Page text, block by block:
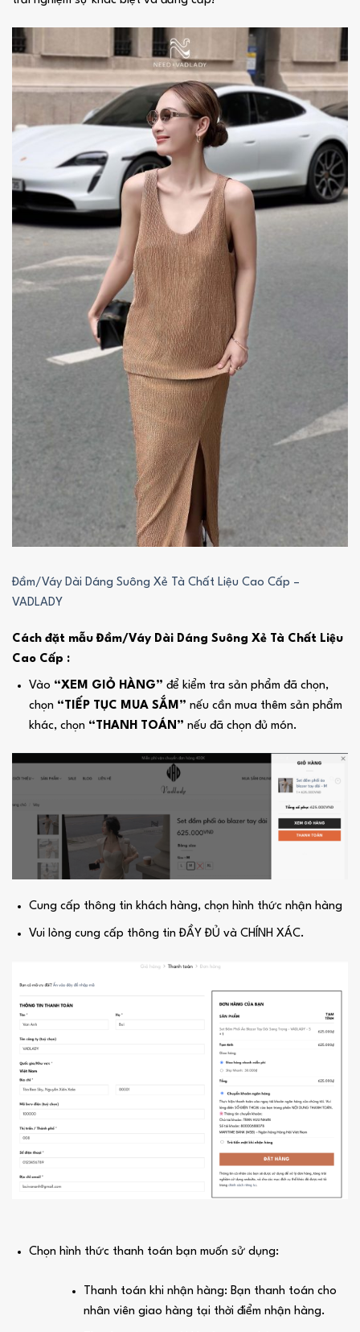
Đầm/Váy Dài Dáng Suông Xẻ Tà Chất Liệu Cao Cấp –
VADLADY
Cách đặt mẫu Đầm/Váy Dài Dáng Suông Xẻ Tà Chất Liệu
Cao Cấp :
Vào “XEM GIỎ HÀNG” để kiểm tra sản phẩm đã chọn,
chọn “TIẾP TỤC MUA SẮM” nếu cần mua thêm sản phẩm
khác, chọn “THANH TOÁN” nếu đã chọn đủ món.
Cung cấp thông tin khách hàng, chọn hình thức nhận hàng
Vui lòng cung cấp thông tin ĐẦY ĐỦ và CHÍNH XÁC.
Chọn hình thức thanh toán bạn muốn sử dụng:
Thanh toán khi nhận hàng: Bạn thanh toán cho
nhân viên giao hàng tại thời điểm nhận hàng.